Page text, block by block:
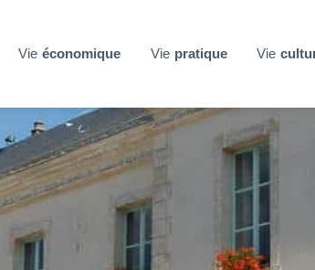
Vie économique Vie pratique Vie